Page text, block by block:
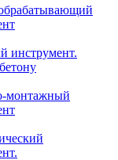
инструмент.
монтажный